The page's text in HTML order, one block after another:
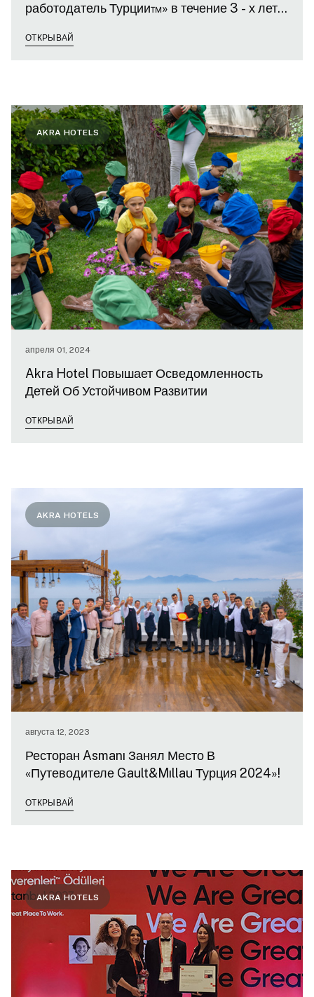
работодатель Турции™» в течение 3 - х лет
ОТКРЫВАЙ
апреля 01, 2024
Akra Hotel Повышает Осведомленность
Детей Об Устойчивом Развитии
ОТКРЫВАЙ
AKRA HOTELS
августа 12, 2023
Ресторан Asmanı Занял Место В
«Путеводителе Gault&Mıllau Турция 2024»!
ОТКРЫВАЙ
AKRA HOTELS
AKRA HOTELS